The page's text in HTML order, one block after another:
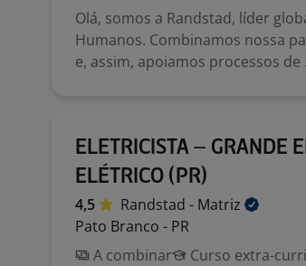
Olá, somos a Randstad, líder
Humanos. Combinamos nossa
e, assim, apoiamos processos de
ELETRICISTA – GRANDE
ELÉTRICO (PR)
4,5 Randstad - Matriz
Pato Branco - PR
A combinar
Curso extra-